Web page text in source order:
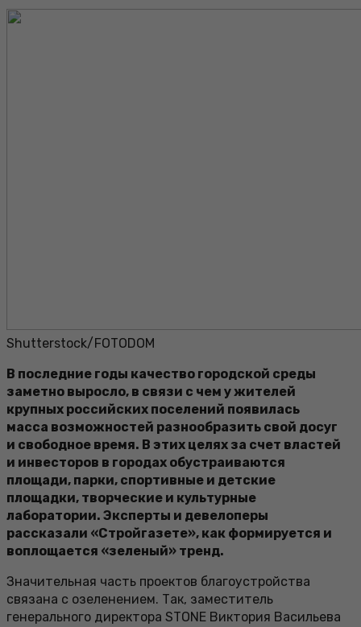
Shutterstock/FOTODOM
В последние годы качество городской среды
заметно выросло, в связи с чем у жителей
крупных российских поселений появилась
масса возможностей разнообразить свой досуг
и свободное время. В этих целях за счет властей
и инвесторов в городах обустраиваются
площади, парки, спортивные и детские
площадки, творческие и культурные
лаборатории. Эксперты и девелоперы
рассказали «Стройгазете», как формируется и
воплощается «зеленый» тренд.
Значительная часть проектов благоустройства
связана с озеленением. Так, заместитель
генерального директора STONE Виктория Васильева